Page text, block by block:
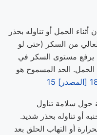
الحمل أو تناوله بحذر
من السكر (حتى لو
يرفع مستوى السكر في
الحمل. الحد المسموح هو
[المصدر] 15
حول سلامة تناول
أو تناوله بحذر شديد.
أو التهاب الحلق بعد